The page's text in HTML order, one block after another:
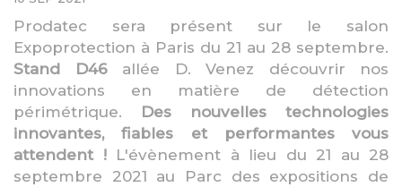
Prodatec sera présent sur le salon
Expoprotection à Paris du 21 au 28 septembre.
Stand D46allée D. Venez découvrir nos
innovations en matière de détection
périmétrique. Des nouvelles technologies
innovantes, fiables et performantes vous
attendent !L'évènement à lieu du 21 au 28
septembre 2021 au Parc des expositions de